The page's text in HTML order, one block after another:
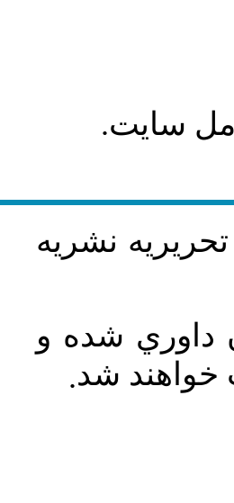
سایت.
نشريه
داوري شده و
شد.